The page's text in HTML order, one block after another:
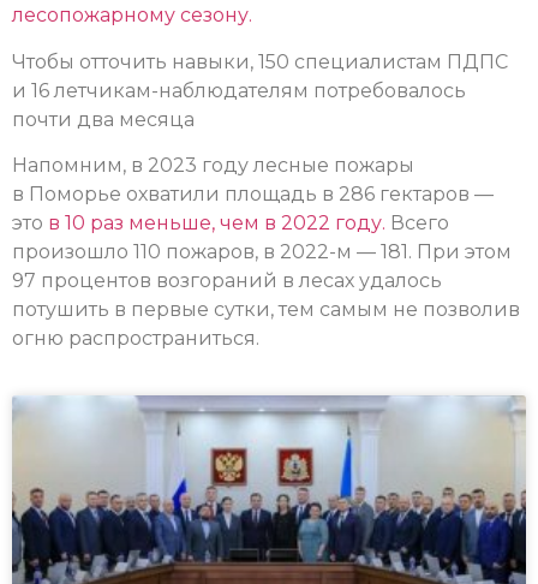
лесопожарному сезону.
Чтобы отточить навыки, 150 специалистам ПДПС
и 16 летчикам-наблюдателям потребовалось
почти два месяца
Напомним, в 2023 году лесные пожары
в Поморье охватили площадь в 286 гектаров —
это в 10 раз меньше, чем в 2022 году. Всего
произошло 110 пожаров, в 2022-м — 181. При этом
97 процентов возгораний в лесах удалось
потушить в первые сутки, тем самым не позволив
огню распространиться.